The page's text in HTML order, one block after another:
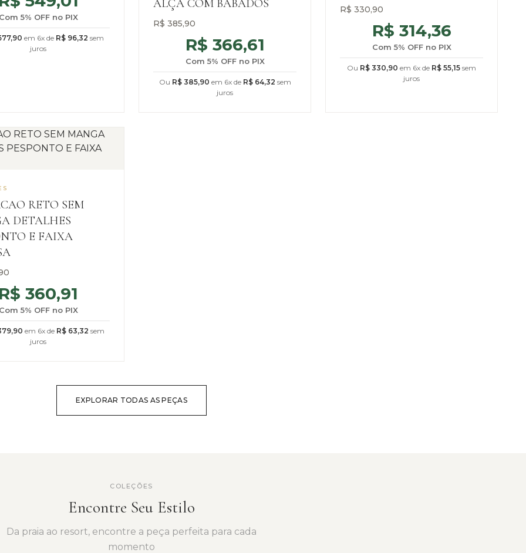
Com 5% OFF no PIX
em 6x de R$96,32 sem
juros
ALÇA COM BABADOS
R$ 385,90
R$ 366,61
Com 5% OFF no PIX
Ou R$385,90 em 6x de R$64,32 sem
juros
R$ 330,90
R$ 314,36
Com 5% OFF no PIX
Ou R$ 330,90 em 6x de R$ 55,15 sem
juros
RETO SEM
DETALHES
E FAIXA
R$ 360,91
Com 5% OFF no PIX
em 6x de R$63,32 sem
juros
EXPLORAR TODAS AS PEÇAS
COLEÇÕES
Encontre Seu Estilo
Da praia ao resort, encontre a peça perfeita para cada
momento